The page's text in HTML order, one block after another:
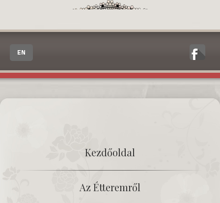
EN
Kezdőoldal
Az Étteremről